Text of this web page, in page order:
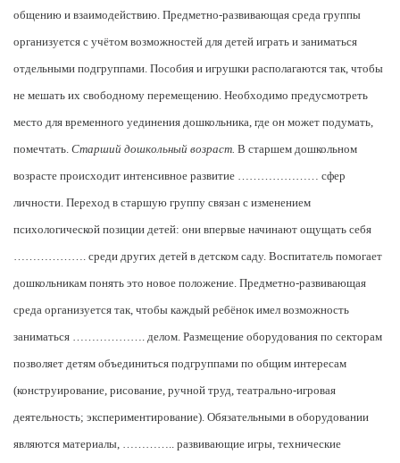
общению и взаимодействию. Предметно-развивающая среда группы
организуется с учётом возможностей для детей играть и заниматься
отдельными подгруппами. Пособия и игрушки располагаются так, чтобы
не мешать их свободному перемещению. Необходимо предусмотреть
место для временного уединения дошкольника, где он может подумать,
помечтать. Старший дошкольный возраст. В старшем дошкольном
возрасте происходит интенсивное развитие ………………… сфер
личности. Переход в старшую группу связан с изменением
психологической позиции детей: они впервые начинают ощущать себя
………………. среди других детей в детском саду. Воспитатель помогает
дошкольникам понять это новое положение. Предметно-развивающая
среда организуется так, чтобы каждый ребёнок имел возможность
заниматься ………………. делом. Размещение оборудования по секторам
позволяет детям объединиться подгруппами по общим интересам
(конструирование, рисование, ручной труд, театрально-игровая
деятельность; экспериментирование). Обязательными в оборудовании
являются материалы, ………….. развивающие игры, технические